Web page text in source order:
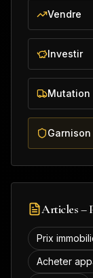
Vendre
Investir
Mutation
Garnison
Articles –
Prix
Acheter